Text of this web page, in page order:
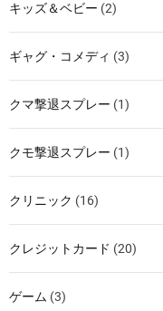
キッズ＆ベビー (2)
ギャグ・コメディ (3)
クマ撃退スプレー (1)
クモ撃退スプレー (1)
クリニック (16)
クレジットカード (20)
ゲーム (3)